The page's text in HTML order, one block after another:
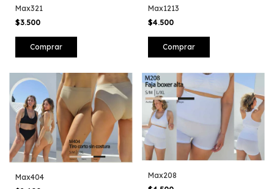
Max321
$3.500
Comprar
Max1213
$4.500
Comprar
Max404
Max208